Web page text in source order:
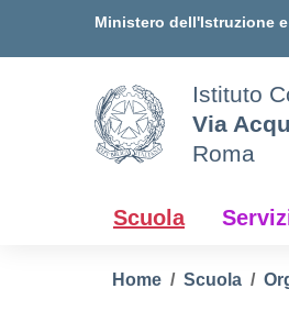
Ministero dell'Istruzione
Istituto
Via
Roma
Scuola
Home Scuola